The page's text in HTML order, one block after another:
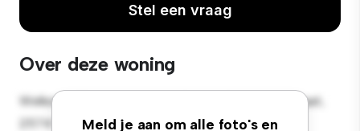
Stel een vraag
Over deze woning
Meld je aan om alle foto's en
Welkom bij je nieuwe toevluchtsoord in Larensestraat,
2574 VE, Den Haag! Dit moderne 4-